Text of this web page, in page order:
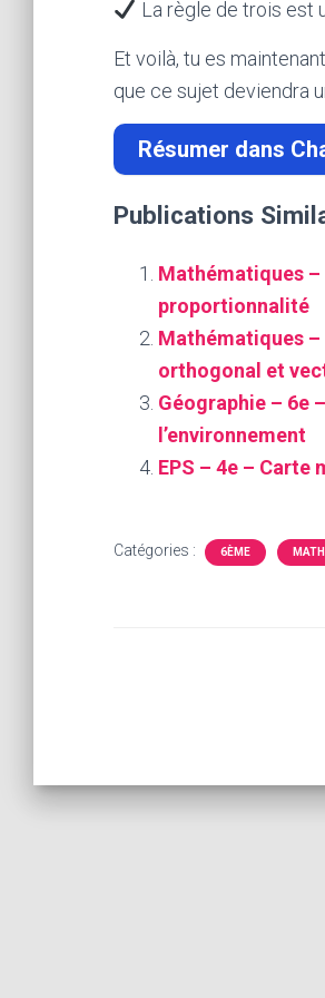
La règle de trois est
Et voilà, tu es
que ce sujet deviendra
Résumer dans
Publications
Mathématiques
proportionnalité
Mathématiques –
orthogonal et
Géographie – 6e
l’environnement
EPS – 4e – Carte
Catégories : 6ÈME